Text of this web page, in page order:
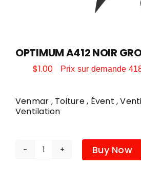
POÊLES ET FOYERS
PLOMBERIE
COUVRE-PLANCHER
OPTIMUM A412 NOIR
$1.00 Prix sur demande
Venmar , Toiture , Évent ,
Ventilation
quantité
Buy Now